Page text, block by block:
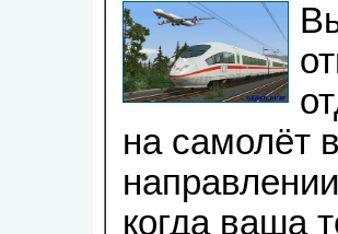
на самолёт
когда ваша